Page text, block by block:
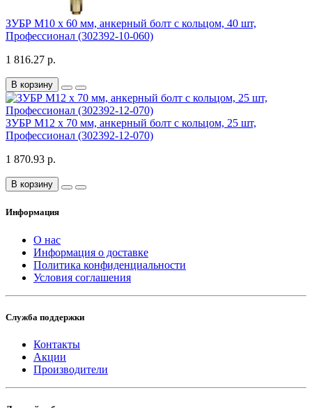
ЗУБР М10 x 60 мм, анкерный болт с кольцом, 40 шт,
Профессионал (302392-10-060)
1 816.27 р.
В корзину
ЗУБР М12 x 70 мм, анкерный болт с кольцом, 25 шт,
Профессионал (302392-12-070)
1 870.93 р.
В корзину
Информация
О нас
Информация о доставке
Политика конфиденциальности
Условия соглашения
Служба поддержки
Контакты
Акции
Производители